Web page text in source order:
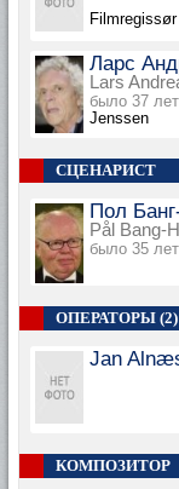
Filmregissør
Ларс
Lars
было 37 лет
Jenssen
СЦЕНАРИСТ
Пол
Pål Bang-
было 35 лет
ОПЕРАТОРЫ (2)
Jan
КОМПОЗИТОР